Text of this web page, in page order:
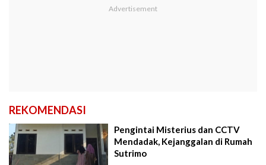
REKOMENDASI
Pengintai Misterius dan CCTV
Mendadak, Kejanggalan di Rumah
Sutrimo